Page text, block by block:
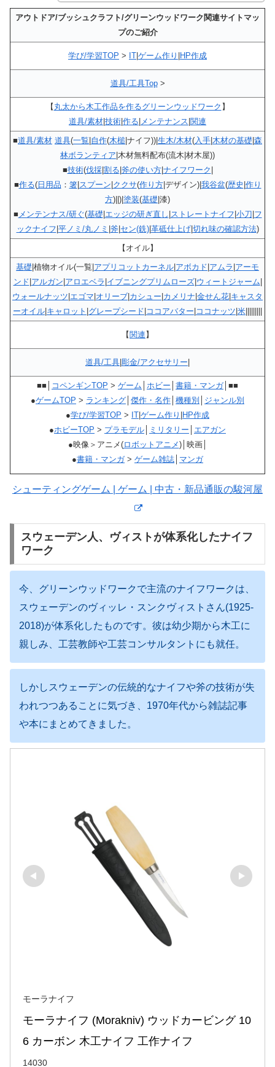
アウトドア/ブッシュクラフト/グリーンウッドワーク関連サイトマッ
プのご紹介
学び/学習TOP > IT ゲーム作り HP作成
道具/工具Top>
【 丸太から木工作品を作るグリーンウッドワーク 】
道具/素材 技術 作る メンテナンス 関連
■道具/素材 道具(一覧 自作(木槌 |ナイフ))| 生木/木材(入手 木材の基礎 森
林ボランティア |木材無料配布(流木|材木屋))
■技術(伐採| 割る 斧の使い方| ナイフワーク
■作る(日用品 ： 箸| スプーン ククサ(作り方|デザイン)| 我谷盆(歴史 作り
方)||)| 塗装(基礎 |漆)
■ メンテンナス/研ぐ(基礎 エッジの研ぎ直し ストレートナイフ 小刀 フ
ックナイフ 平ノミ/丸ノミ 斧| セン(銑)| 革砥仕上げ| 切れ味の確認方法)
【オイル】
基礎 |植物オイル(一覧| アプリコットカーネル アボカド アムラ アーモ
ンド アルガン アロエベラ イブニングプリムローズ| ウィートジャーム
ウォールナッツ エゴマ オリーブ カシュー カメリナ 金せん花 キャスタ
ーオイル キャロット グレープシード ココアバター ココナッツ 米
【 関連 】
道具/工具 彫金/アクセサリー
■■│ コペンギンTOP > ゲーム ホビー 書籍・マンガ│■■
●ゲームTOP > ランキング 傑作・名作 機種別
ジャンル別
●学び/学習TOP > IT ゲーム作り HP作成
●ホビーTOP > プラモデル ミリタリー
エアガン
●映像＞アニメ(ロボットアニメ)│映画│
●書籍・マンガ> ゲーム雑誌 マンガ
シューティングゲーム | ゲーム | 中古・新品通販の駿河屋
スウェーデン人、ヴィストが体系化したナイフ
ワーク
今、グリーンウッドワークで主流のナイフワークは、
スウェーデンのヴィッレ・スンクヴィストさん(1925-
2018)が体系化したものです。彼は幼少期から木工に
親しみ、工芸教師や工芸コンサルタントにも就任。
しかしスウェーデンの伝統的なナイフや斧の技術が失
われつつあることに気づき、1970年代から雑誌記事
や本にまとめてきました。
モーラナイフ
モーラナイフ (Morakniv) ウッドカービング 10
6 カーボン 木工ナイフ 工作ナイフ
14030